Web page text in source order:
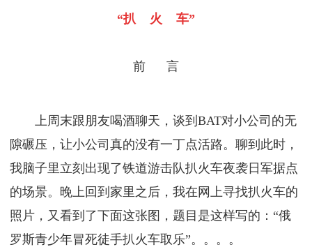
“扒 火 车”
前 言
上周末跟朋友喝酒聊天，谈到BAT对小公司的无
隙碾压，让小公司真的没有一丁点活路。聊到此时，
我脑子里立刻出现了铁道游击队扒火车夜袭日军据点
的场景。晚上回到家里之后，我在网上寻找扒火车的
照片，又看到了下面这张图，题目是这样写的：“俄
罗斯青少年冒死徒手扒火车取乐”。。。。